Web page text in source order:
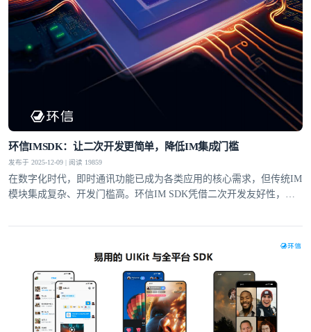
环信IMSDK：让二次开发更简单，降低IM集成门槛
发布于 2025-12-09 | 阅读 19859
在数字化时代，即时通讯功能已成为各类应用的核心需求，但传统IM
模块集成复杂、开发门槛高。环信IM SDK凭借二次开发友好性，通
验的开发者，也能快速实现单聊、群聊、富媒体消息等功能，大幅降